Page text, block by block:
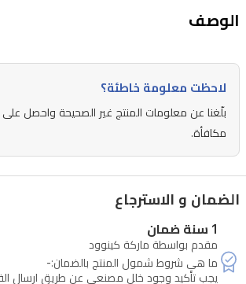
الوصف
لاحظت معلومة خاطئة؟
بلّغنا عن معلومات المنتج غير الصحيحة واحصل على
مكافأة.
الضمان و الاسترجاع
1 سنة ضمان
مقدم بواسطة ماركة كينوود